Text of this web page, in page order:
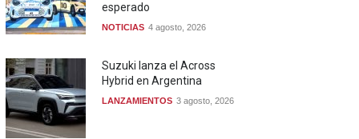
esperado
NOTICIAS 4 agosto, 2026
Suzuki lanza el Across
Hybrid en Argentina
LANZAMIENTOS 3 agosto, 2026